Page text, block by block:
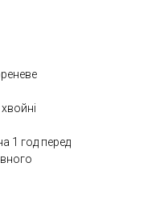
1 год перед